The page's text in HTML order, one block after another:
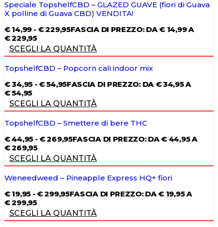
Speciale TopshelfCBD – GLAZED GUAVE (fiori di Guava
X polline di Guava CBD) VENDITA!
€14,99 - €229,95FASCIA DI PREZZO: DA € 14,99 A
€ 229,95
SCEGLI LA QUANTITÀ
TopshelfCBD – Popcorn cali indoor mix
€34,95 - €54,95FASCIA DI PREZZO: DA € 34,95 A
€ 54,95
SCEGLI LA QUANTITÀ
TopshelfCBD – Smettere di bere THC
€44,95 - €269,95FASCIA DI PREZZO: DA € 44,95 A
€ 269,95
SCEGLI LA QUANTITÀ
Weneedweed – Pineapple Express HQ+ fiori
€19,95 - €299,95FASCIA DI PREZZO: DA € 19,95 A
€ 299,95
SCEGLI LA QUANTITÀ